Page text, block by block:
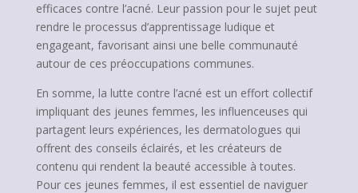
efficaces contre l’acné. Leur passion pour le sujet peut
rendre le processus d’apprentissage ludique et
engageant, favorisant ainsi une belle communauté
autour de ces préoccupations communes.
En somme, la lutte contre l’acné est un effort collectif
impliquant des jeunes femmes, les influenceuses qui
partagent leurs expériences, les dermatologues qui
offrent des conseils éclairés, et les créateurs de
contenu qui rendent la beauté accessible à toutes.
Pour ces jeunes femmes, il est essentiel de naviguer